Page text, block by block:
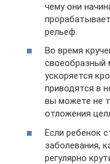
чему они
рельеф.
Во время
своеобразный
ускоряется
приводятся в
вы можете не
отложения
Если ребенок
заболевания,
регулярно